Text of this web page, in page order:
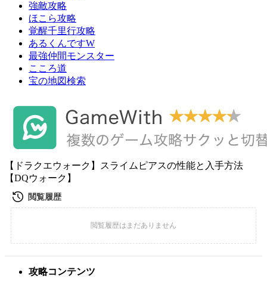
強敵攻略
ほこら攻略
覚醒千里行攻略
あるくんですW
最強仲間モンスター
こころ道
宝の地図検索
【ドラクエウォーク】スライムピアスの性能と入手方法
【DQウォーク】
攻略コンテンツ